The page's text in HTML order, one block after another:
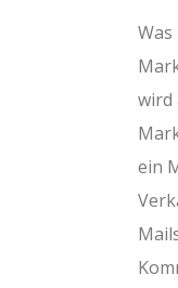
wird
ein